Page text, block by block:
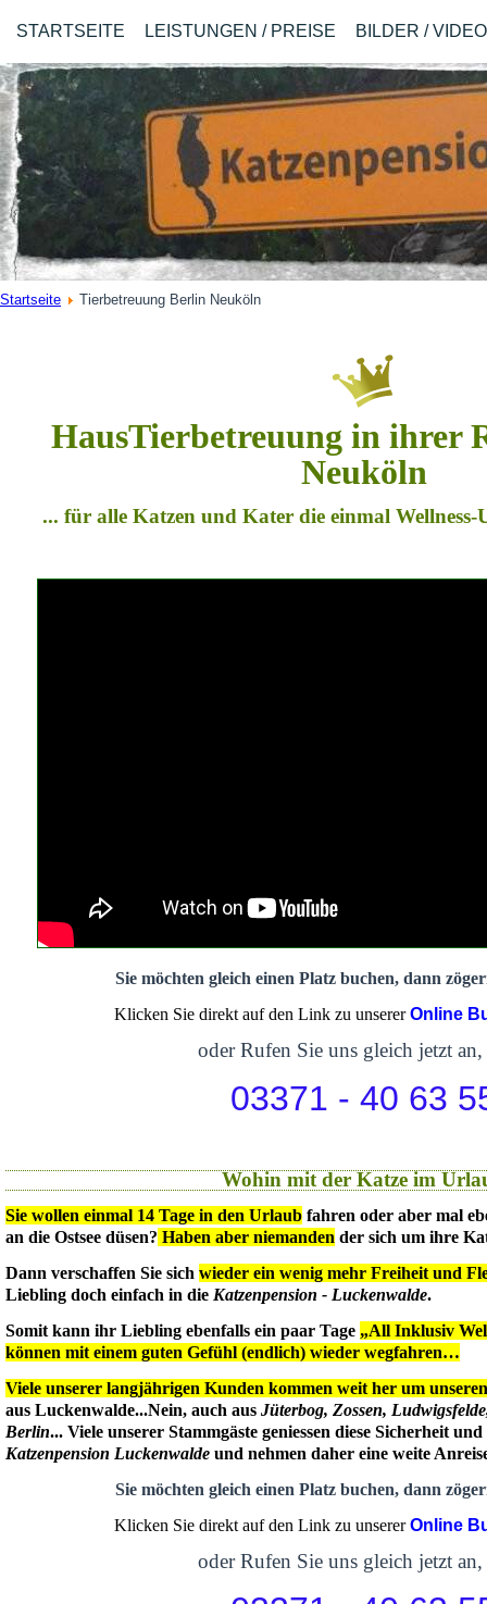
STARTSEITE LEISTUNGEN / PREISE BILDER /
Startseite Tierbetreuung Berlin Neuköln
HausTierbetreuung in ihrer
Neuköln
... für alle Katzen und Kater die einmal
Sie möchten gleich einen Platz buchen, dann
Klicken Sie direkt auf den Link zu unsererOnline
oder Rufen Sie uns gleich jetzt an,
03371 - 40 63
Wohin mit der Katze im
Sie wollen einmal 14 Tage in den Urlaub fahren oder aber mal
an die Ostsee düsen? Haben aber niemanden der sich um ihre
Dann verschaffen Sie sich wieder ein wenig mehr Freiheit und
Liebling doch einfach in die Katzenpension - Luckenwalde.
Somit kann ihr Liebling ebenfalls ein paar Tage „All Inklusiv
können mit einem guten Gefühl (endlich) wieder wegfahren…
Viele unserer langjährigen Kunden kommen weit her um
aus Luckenwalde...Nein, auch aus Jüterbog, Zossen,
Berlin... Viele unserer Stammgäste geniessen diese Sicherheit
Katzenpension Luckenwalde und nehmen daher eine weite
Sie möchten gleich einen Platz buchen, dann
Klicken Sie direkt auf den Link zu unsererOnline
oder Rufen Sie uns gleich jetzt an,